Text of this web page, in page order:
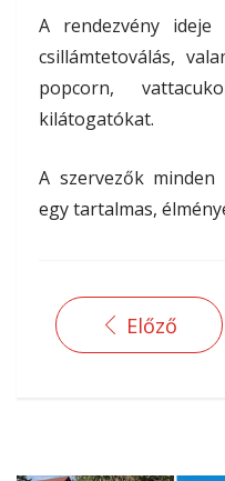
A rendezvény ideje
csillámtetoválás,
popcorn,
kilátogatókat.
A szervezők
egy tartalmas,
Előző